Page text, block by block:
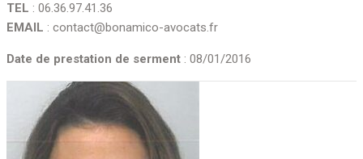
TEL : 06.36.97.41.36
EMAIL : contact@bonamico-avocats.fr
Date de prestation de serment : 08/01/2016